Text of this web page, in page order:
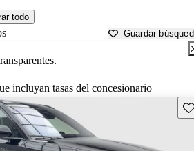
todo
Guardar
incluyan tasas del concesionario